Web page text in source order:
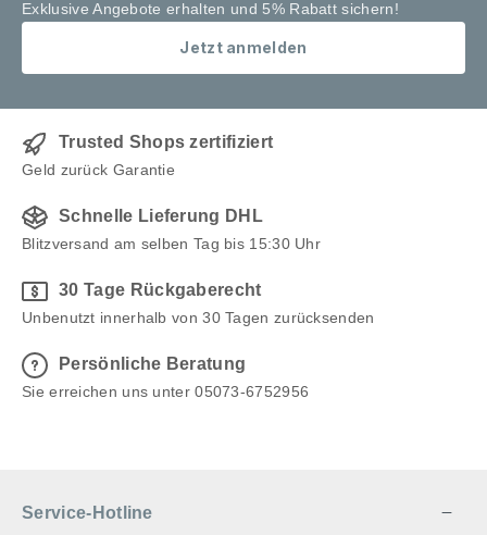
Exklusive Angebote erhalten und 5% Rabatt sichern!
Jetzt anmelden
Trusted Shops zertifiziert
Geld zurück Garantie
Schnelle Lieferung DHL
Blitzversand am selben Tag bis 15:30 Uhr
30 Tage Rückgaberecht
Unbenutzt innerhalb von 30 Tagen zurücksenden
Persönliche Beratung
Sie erreichen uns unter 05073-6752956
Service-Hotline